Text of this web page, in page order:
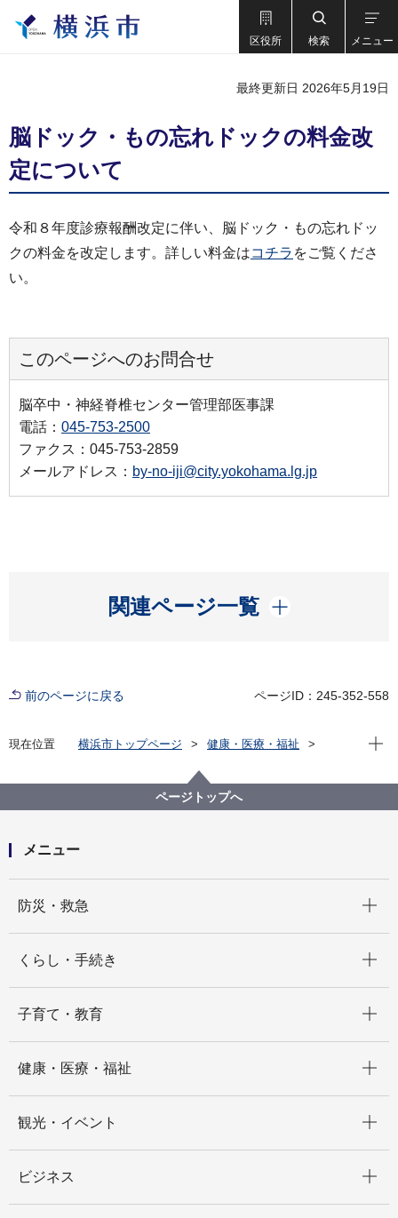
区役所 検索 メニュー
最終更新日 2026年5月19日
脳ドック・もの忘れドックの料金改
定について
令和８年度診療報酬改定に伴い、脳ドック・もの忘れドッ
クの料金を改定します。詳しい料金はコチラ をご覧くださ
い。
このページへのお問合せ
脳卒中・神経脊椎センター管理部医事課
電話： 045-753-2500
ファクス：045-753-2859
メールアドレス： by-no-iji@city.yokohama.lg.jp
関連ページ一覧
開く
前のページに戻る ページID：245-352-558
現在位置 横浜市トップページ
健康・医療・福祉
横浜市立脳卒中・神経脊椎センター
脳ドック・もの忘れドックの料金改定について
現在
ページトップへ
メニュー
防災・救急
くらし・手続き
子育て・教育
健康・医療・福祉
観光・イベント
ビジネス